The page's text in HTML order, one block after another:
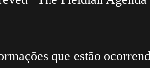
que estão